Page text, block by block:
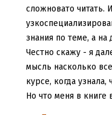
отрезки
мы с вами)
как мусорная ДНК),
Позволив себе
однако может
единственный шанс
проблемы.
сложновато читать.
знания по теме, а
Честно скажу - я
мысль насколько
курсе, когда
Но что меня в книге